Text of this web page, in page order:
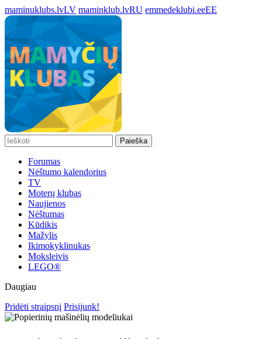
maminuklubs.lvLV maminklub.lvRU emmedeklubi.eeEE
Paieška
Forumas
Nėštumo kalendorius
TV
Moterų klubas
Naujienos
Nėštumas
Kūdikis
Mažylis
Ikimokyklinukas
Moksleivis
LEGO®
Daugiau
Pridėti straipsnį Prisijunk!